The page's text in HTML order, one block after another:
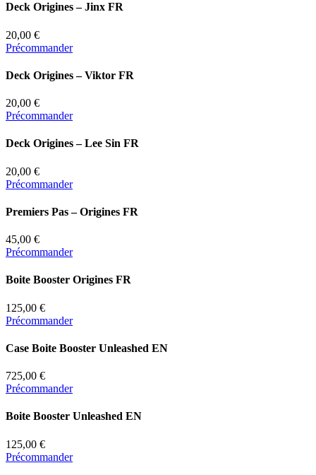
Deck Origines – Jinx FR
20,00 €
Précommander
Deck Origines – Viktor FR
20,00 €
Précommander
Deck Origines – Lee Sin FR
20,00 €
Précommander
Premiers Pas – Origines FR
45,00 €
Précommander
Boite Booster Origines FR
125,00 €
Précommander
Case Boite Booster Unleashed EN
725,00 €
Précommander
Boite Booster Unleashed EN
125,00 €
Précommander